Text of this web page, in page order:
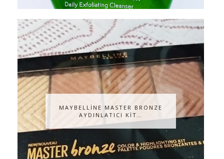
MAYBELLİNE MASTER BRONZE
AYDINLATICI KİT…